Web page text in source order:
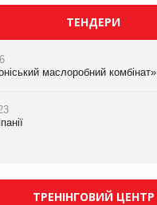
ТЕНДЕРИ
маслоробний комбінат»
ТРЕНІНГОВИЙ ЦЕНТР